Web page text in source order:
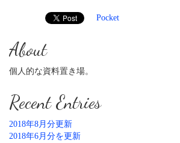
Pocket
About
個人的な資料置き場。
Recent Entries
2018年8月分更新
2018年6月分を更新